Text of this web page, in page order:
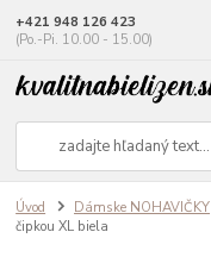
+421 948 126 423
(Po.-Pi. 10.00 - 15.00)
Úvod Dámske NOHAVIČKY
čipkou XL biela